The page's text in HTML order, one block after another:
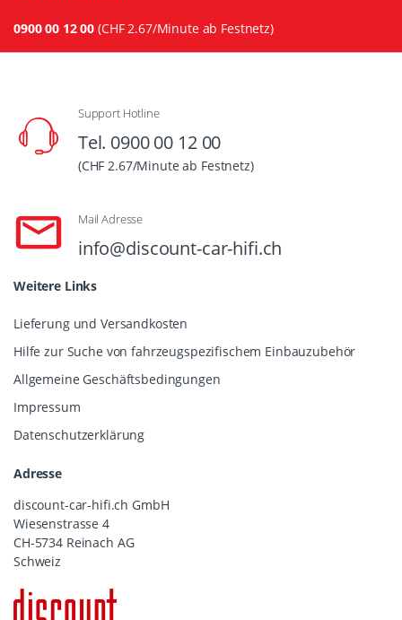
0900 00 12 00 (CHF 2.67/Minute ab Festnetz)
Support Hotline
Tel. 0900 00 12 00
(CHF 2.67/Minute ab Festnetz)
Mail Adresse
info@discount-car-hifi.ch
Weitere Links
Lieferung und Versandkosten
Hilfe zur Suche von fahrzeugspezifischem Einbauzubehör
Allgemeine Geschäftsbedingungen
Impressum
Datenschutzerklärung
Adresse
discount-car-hifi.ch GmbH
Wiesenstrasse 4
CH-5734 Reinach AG
Schweiz